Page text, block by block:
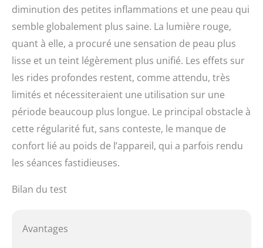
diminution des petites inflammations et une peau qui
semble globalement plus saine. La lumière rouge,
quant à elle, a procuré une sensation de peau plus
lisse et un teint légèrement plus unifié. Les effets sur
les rides profondes restent, comme attendu, très
limités et nécessiteraient une utilisation sur une
période beaucoup plus longue. Le principal obstacle à
cette régularité fut, sans conteste, le manque de
confort lié au poids de l’appareil, qui a parfois rendu
les séances fastidieuses.
Bilan du test
Avantages